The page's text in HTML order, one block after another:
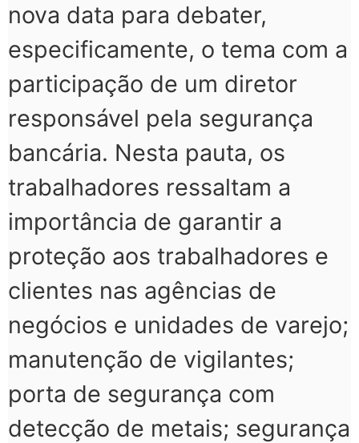
nova data para debater,
especificamente, o tema com a
participação de um diretor
responsável pela segurança
bancária. Nesta pauta, os
trabalhadores ressaltam a
importância de garantir a
proteção aos trabalhadores e
clientes nas agências de
negócios e unidades de varejo;
manutenção de vigilantes;
porta de segurança com
detecção de metais; segurança